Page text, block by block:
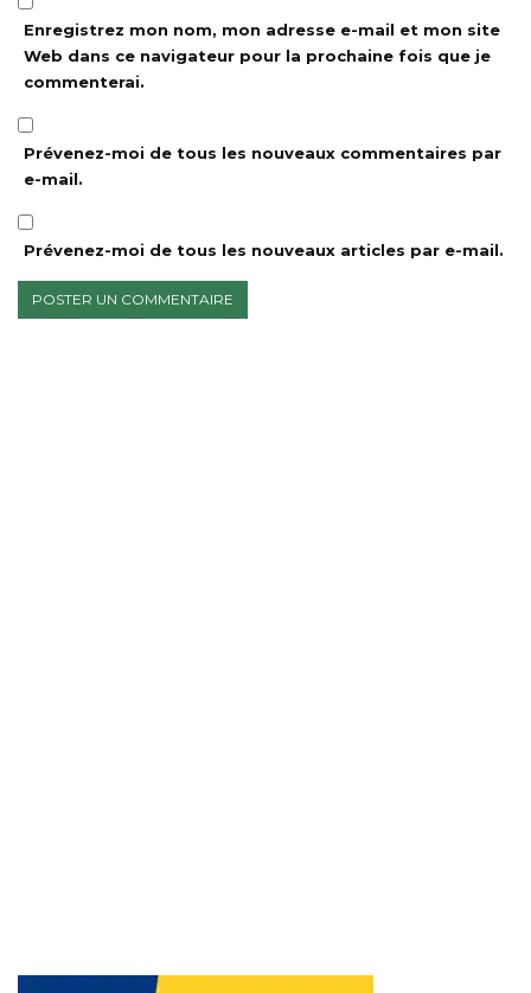
Enregistrez mon nom, mon adresse e-mail et mon site
Web dans ce navigateur pour la prochaine fois que je
commenterai.
Prévenez-moi de tous les nouveaux commentaires par
e-mail.
Prévenez-moi de tous les nouveaux articles par e-mail.